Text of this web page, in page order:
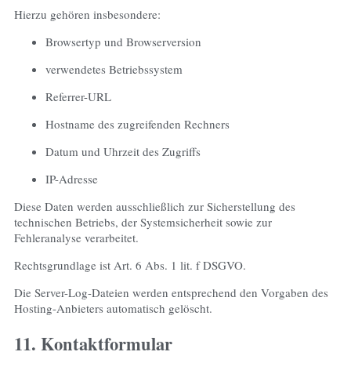
Hierzu gehören insbesondere:
Browsertyp und Browserversion
verwendetes Betriebssystem
Referrer-URL
Hostname des zugreifenden Rechners
Datum und Uhrzeit des Zugriffs
IP-Adresse
Diese Daten werden ausschließlich zur Sicherstellung des
technischen Betriebs, der Systemsicherheit sowie zur
Fehleranalyse verarbeitet.
Rechtsgrundlage ist Art. 6 Abs. 1 lit. f DSGVO.
Die Server-Log-Dateien werden entsprechend den Vorgaben des
Hosting-Anbieters automatisch gelöscht.
11. Kontaktformular